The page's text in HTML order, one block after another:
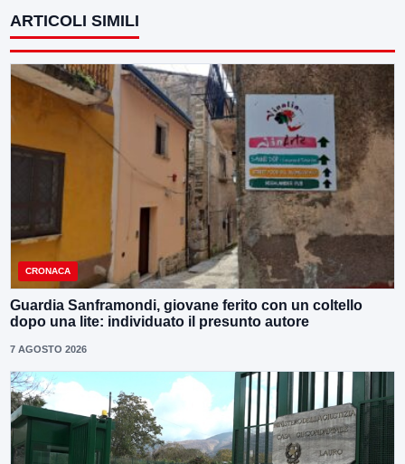
ARTICOLI SIMILI
CRONACA
Guardia Sanframondi, giovane ferito con un coltello
dopo una lite: individuato il presunto autore
7 AGOSTO 2026